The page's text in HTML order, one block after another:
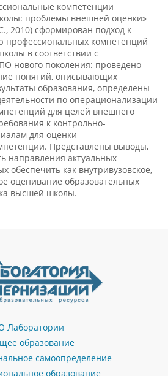
компетенции
проблемы внешней оценки»
2010) сформирован подход к
компетенций
в соответствии с
нового поколения: проведено
понятий, описывающих
образования, определены
по операционализации
для целей внешнего
к контрольно-
для оценки
Представлены выводы,
направления актуальных
обеспечить как внутривузовское,
оценивание образовательных
высшей школы.
Лаборатории
образование
самоопределение
образование